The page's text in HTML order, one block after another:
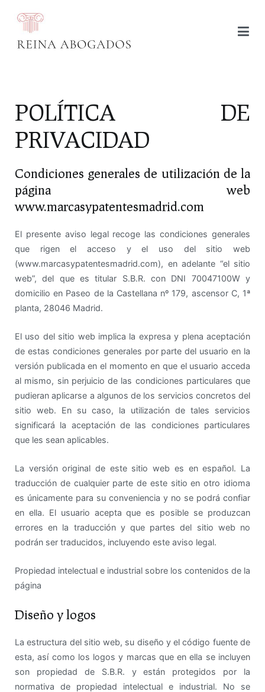
POLÍTICA DE
PRIVACIDAD
Condiciones generales de utilización de la
página web
www.marcasypatentesmadrid.com
El presente aviso legal recoge las condiciones generales
que rigen el acceso y el uso del sitio web
(www.marcasypatentesmadrid.com), en adelante “el sitio
web”, del que es titular S.B.R. con DNI 70047100W y
domicilio en Paseo de la Castellana nº 179, ascensor C, 1ª
planta, 28046 Madrid.
El uso del sitio web implica la expresa y plena aceptación
de estas condiciones generales por parte del usuario en la
versión publicada en el momento en que el usuario acceda
al mismo, sin perjuicio de las condiciones particulares que
pudieran aplicarse a algunos de los servicios concretos del
sitio web. En su caso, la utilización de tales servicios
significará la aceptación de las condiciones particulares
que les sean aplicables.
La versión original de este sitio web es en español. La
traducción de cualquier parte de este sitio en otro idioma
es únicamente para su conveniencia y no se podrá confiar
en ella. El usuario acepta que es posible se produzcan
errores en la traducción y que partes del sitio web no
podrán ser traducidos, incluyendo este aviso legal.
Propiedad intelectual e industrial sobre los contenidos de la
página
Diseño y logos
La estructura del sitio web, su diseño y el código fuente de
esta, así como los logos y marcas que en ella se incluyen
son propiedad de S.B.R. y están protegidos por la
normativa de propiedad intelectual e industrial. No se